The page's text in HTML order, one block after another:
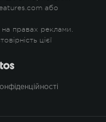
або
на правах реклами.
цієї